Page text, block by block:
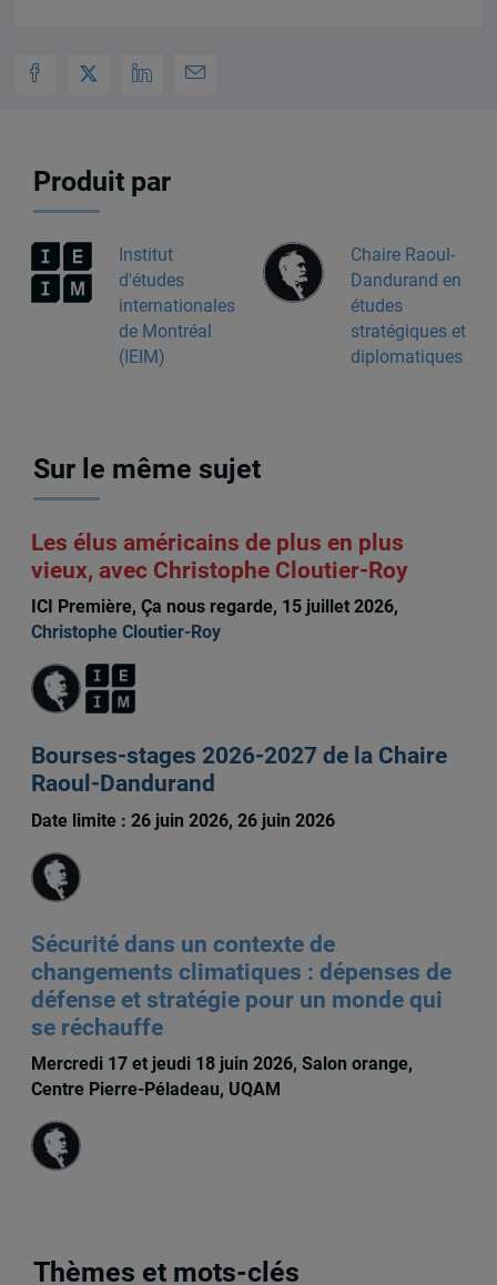
Produit par
Institut
d'études
internationales
de Montréal
(IEIM)
Chaire Raoul-
Dandurand en
études
stratégiques et
diplomatiques
Sur le même sujet
Les élus américains de plus en plus
vieux, avec Christophe Cloutier-Roy
ICI Première, Ça nous regarde, 15 juillet 2026,
Christophe Cloutier-Roy
Bourses-stages 2026-2027 de la Chaire
Raoul-Dandurand
Date limite : 26 juin 2026, 26 juin 2026
Sécurité dans un contexte de
changements climatiques : dépenses de
défense et stratégie pour un monde qui
se réchauffe
Mercredi 17 et jeudi 18 juin 2026, Salon orange,
Centre Pierre-Péladeau, UQAM
Thèmes et mots-clés